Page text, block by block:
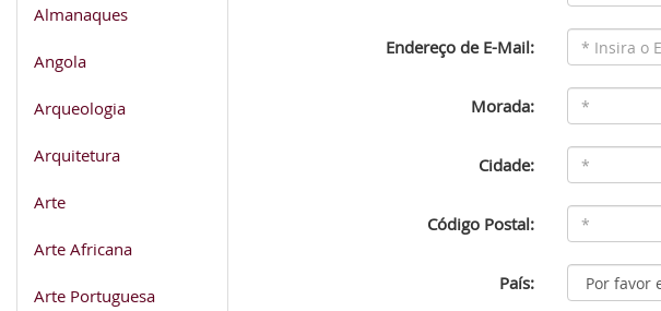
Almanaques
Angola
Arqueologia
Arquitetura
Arte
Arte Africana
Arte Portuguesa
Endereço de E-Mail:
Morada:
Cidade:
Código Postal:
País: